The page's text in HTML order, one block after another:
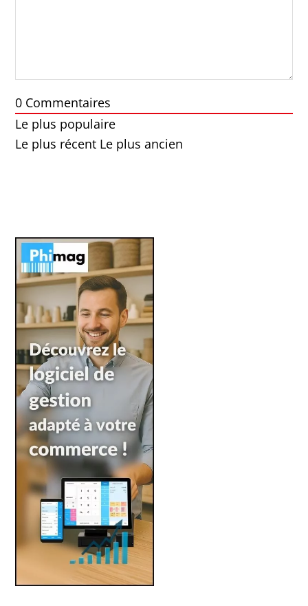
0 Commentaires
Le plus populaire
Le plus récent Le plus ancien